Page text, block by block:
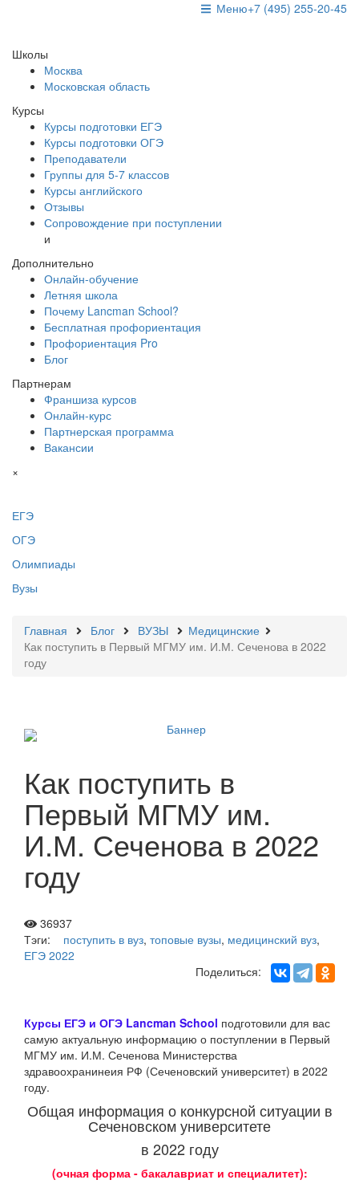
+7 (495) 255-20-45
Меню
Школы
Москва
Московская область
Курсы
Курсы подготовки ЕГЭ
Курсы подготовки ОГЭ
Преподаватели
Группы для 5-7 классов
Курсы английского
Отзывы
Сопровождение при поступлении
и
Дополнительно
Онлайн-обучение
Летняя школа
Почему Lancman School?
Бесплатная профориентация
Профориентация Pro
Блог
Партнерам
Франшиза курсов
Онлайн-курс
Партнерская программа
Вакансии
×
ЕГЭ
ОГЭ
Олимпиады
Вузы
Главная Блог ВУЗЫ
Медицинские
Как поступить в Первый МГМУ им. И.М. Сеченова в 2022
году
Как поступить в
Первый МГМУ им.
И.М. Сеченова в 2022
году
36937
Тэги:
поступить в вуз, топовые вузы, медицинский вуз,
ЕГЭ 2022
Поделиться:
Курсы ЕГЭ и ОГЭ Lancman School подготовили для вас
самую актуальную информацию о поступлении в Первый
МГМУ им. И.М. Сеченова Министерства
здравоохранинеия РФ (Сеченовский университет) в 2022
году.
Общая информация о конкурсной ситуации в
Сеченовском университете
в 2022 году
(очная форма - бакалавриат и специалитет):